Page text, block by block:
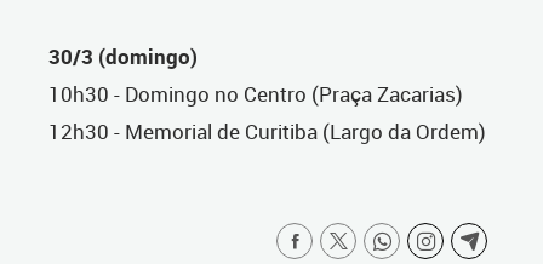
30/3 (domingo)
10h30 - Domingo no Centro (Praça Zacarias)
12h30 - Memorial de Curitiba (Largo da Ordem)